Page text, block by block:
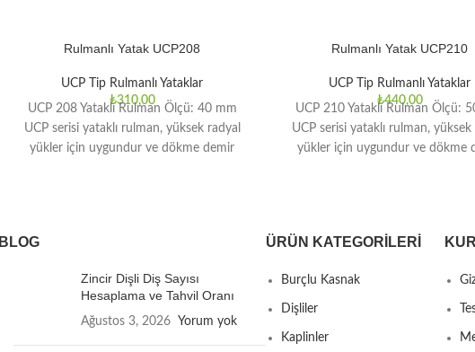
Rulmanlı Yatak UCP208
UCP Tip Rulmanlı Yataklar
₺310,00
UCP 208 Yataklı Rulman Ölçü: 40 mm
UCP serisi ​​yataklı rulman, yüksek radyal
yükler için uygundur ve dökme demir
Rulmanlı Yatak UCP210
UCP Tip Rulmanlı Yataklar
₺440,00
UCP 210 Yataklı Rulman Ölçü:
UCP serisi ​​yataklı rulman, yüksek
yükler için uygundur ve dökme
BLOG
Zincir Dişli Diş Sayısı
Hesaplama ve Tahvil Oranı
Ağustos 3, 2026 Yorum yok
ÜRÜN KATEGORILERI
Burçlu Kasnak
Dişliler
Kaplinler